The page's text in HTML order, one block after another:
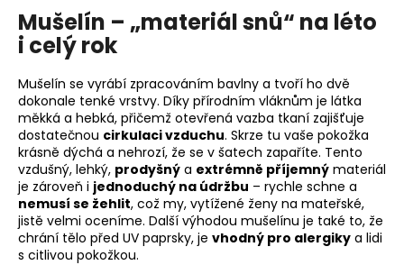
Mušelín – „materiál snů“ na léto
i celý rok
Mušelín se vyrábí zpracováním bavlny a tvoří ho dvě
dokonale tenké vrstvy. Díky přírodním vláknům je látka
měkká a hebká, přičemž otevřená vazba tkaní zajišťuje
dostatečnou cirkulaci vzduchu. Skrze tu vaše pokožka
krásně dýchá a nehrozí, že se v šatech zapaříte. Tento
vzdušný, lehký, prodyšný a extrémně příjemný materiál
je zároveň i jednoduchý na údržbu – rychle schne a
nemusí se žehlit, což my, vytížené ženy na mateřské,
jistě velmi oceníme. Další výhodou mušelínu je také to, že
chrání tělo před UV paprsky, je vhodný pro alergiky a lidi
s citlivou pokožkou.